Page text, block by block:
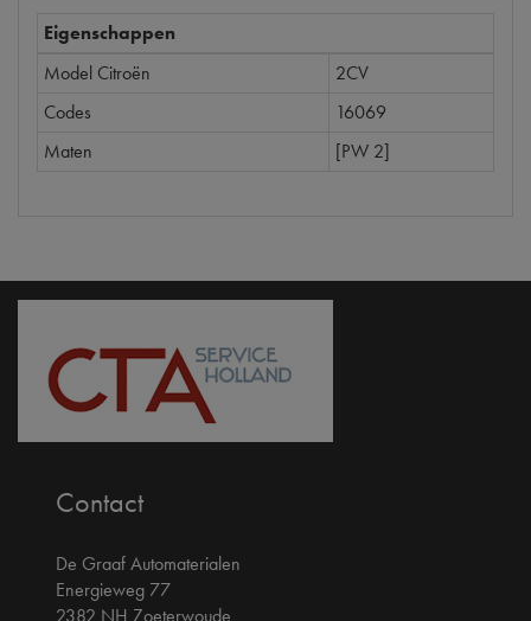
Eigenschappen
Model Citroën
2CV
Codes
16069
Maten
[PW 2]
Contact
De Graaf Automaterialen
Energieweg 77
2382 NH Zoeterwoude